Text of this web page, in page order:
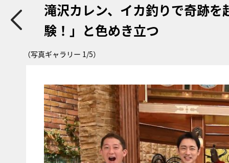
滝沢カレン、イカ釣りで奇跡
験！」と色めき立つ
（写真ギャラリー 1/5）